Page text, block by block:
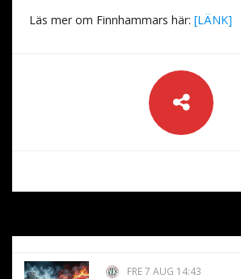
Läs mer om Finnhammars här: [LÄNK]
FRE 7 AUG 14:43